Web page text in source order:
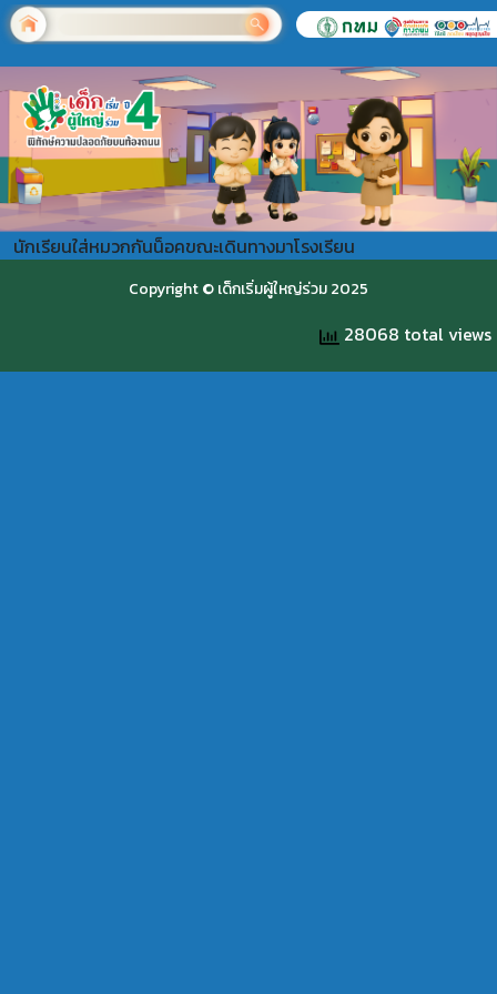
นักเรียนใส่หมวกกันน็อคขณะเดินทางมาโรงเรียน
Copyright © เด็กเริ่มผู้ใหญ่ร่วม 2025
28068 total views